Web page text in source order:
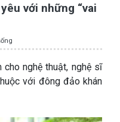
với những “vai
nghệ thuật, nghệ sĩ
với đông đảo khán